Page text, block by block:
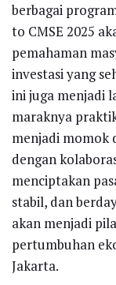
berbagai
to CMSE 2025
pemahaman
investasi yang
ini juga menjadi
maraknya
menjadi momok
dengan
menciptakan
stabil, dan
akan menjadi
pertumbuhan
Jakarta.